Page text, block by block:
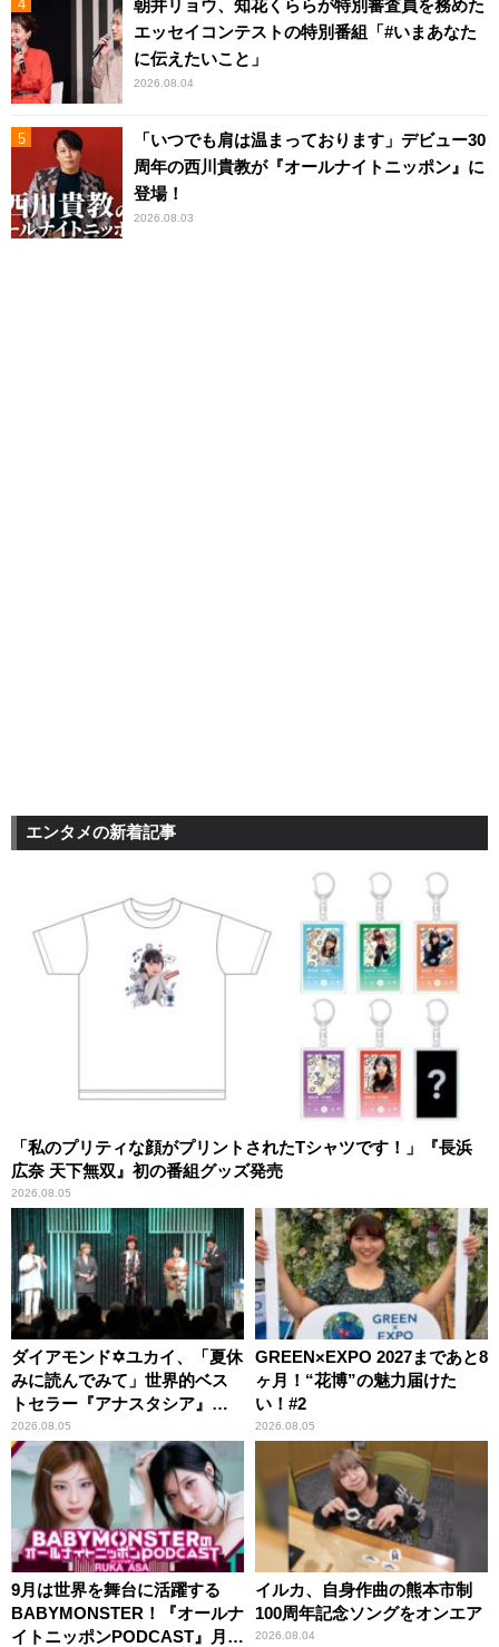
朝井リョウ、知花くららが特別審査員を務めた
エッセイコンテストの特別番組「#いまあなた
に伝えたいこと」
2026.08.04
「いつでも肩は温まっております」デビュー30
周年の西川貴教が『オールナイトニッポン』に
登場！
2026.08.03
エンタメの新着記事
「私のプリティな顔がプリントされたTシャツです！」『長浜
広奈 天下無双』初の番組グッズ発売
2026.08.05
ダイアモンド✡ユカイ、「夏休
みに読んでみて」世界的ベス
トセラー『アナスタシア』を
紹介
2026.08.05
GREEN×EXPO 2027まであと8
ヶ月！“花博”の魅力届けた
い！#2
2026.08.05
9月は世界を舞台に活躍する
BABYMONSTER！『オールナ
イトニッポンPODCAST』月替
イルカ、自身作曲の熊本市制
100周年記念ソングをオンエア
2026.08.04